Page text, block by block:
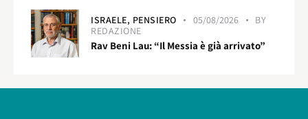
ISRAELE, PENSIERO 05/08/2026
BY
REDAZIONE
Rav Beni Lau: “Il Messia è già arrivato”